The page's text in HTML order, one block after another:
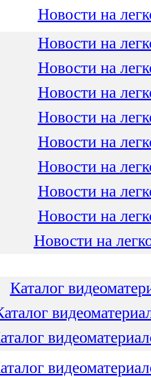
Новости на
Новости на
Новости на
Новости на
Новости на
Новости на
Новости на
Новости на
Новости на
Новости на
Каталог